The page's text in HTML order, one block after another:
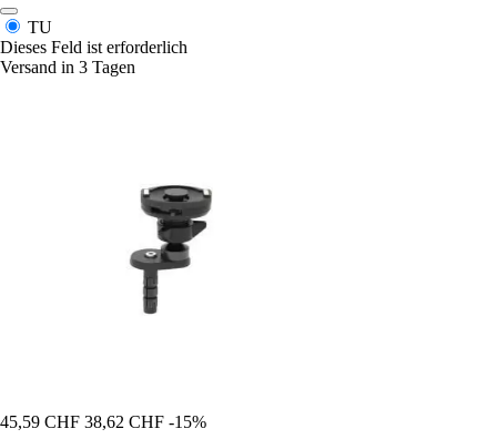
TU
Dieses Feld ist erforderlich
Versand in 3 Tagen
45,59 CHF 38,62 CHF -15%